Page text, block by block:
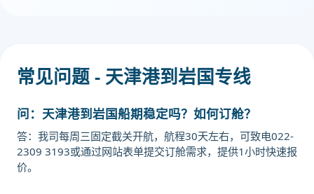
常见问题 - 天津港到岩国专线
问：天津港到岩国船期稳定吗？如何订舱？
答：我司每周三固定截关开航，航程30天左右，可致电022-
2309 3193或通过网站表单提交订舱需求，提供1小时快速报
价。